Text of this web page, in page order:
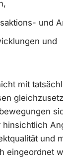
und
und
mit
und
eingeordnet